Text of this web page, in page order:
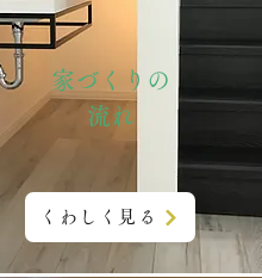
家づくりの
​流れ
くわしく見る